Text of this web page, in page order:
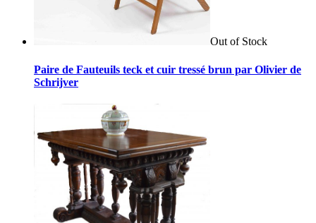
Out of Stock
Paire de Fauteuils teck et cuir tressé brun par Olivier de
Schrijver